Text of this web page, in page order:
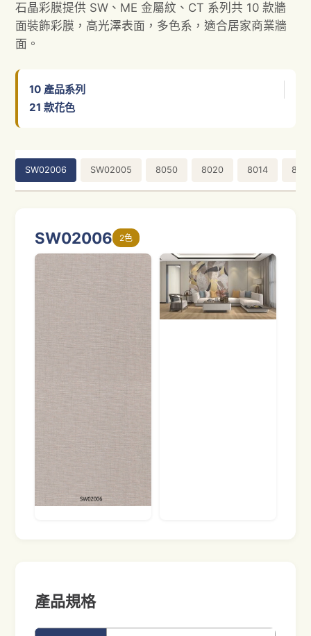
石晶彩膜提供 SW、ME 金屬紋、CT 系列共 10 款牆
面裝飾彩膜，高光澤表面，多色系，適合居家商業牆
面。
10 產品系列
21 款花色
SW02006 SW02005 8050 8020 8014
SW02006 2色
產品規格